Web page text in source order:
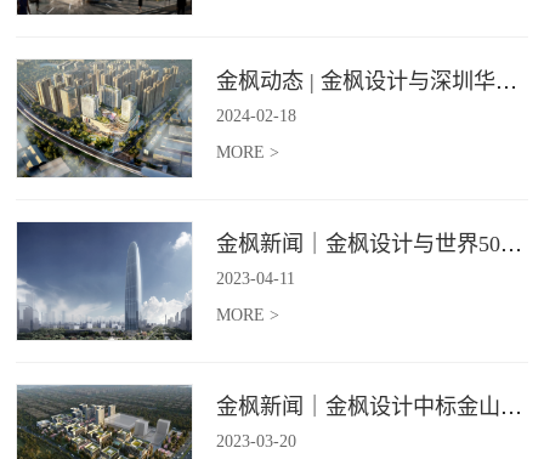
金枫动态 | 金枫设计与深圳华强集团携手打造华强商业旗舰项目——宝安华强广场美食街区
2024-02-18
MORE >
金枫新闻｜金枫设计与世界500强—索迪斯集团合作，携手打造广州星河湾中心美食广场
2023-04-11
MORE >
金枫新闻｜金枫设计中标金山集团餐饮楼设计项目，打造科学与艺术相结合的就餐空间
2023-03-20